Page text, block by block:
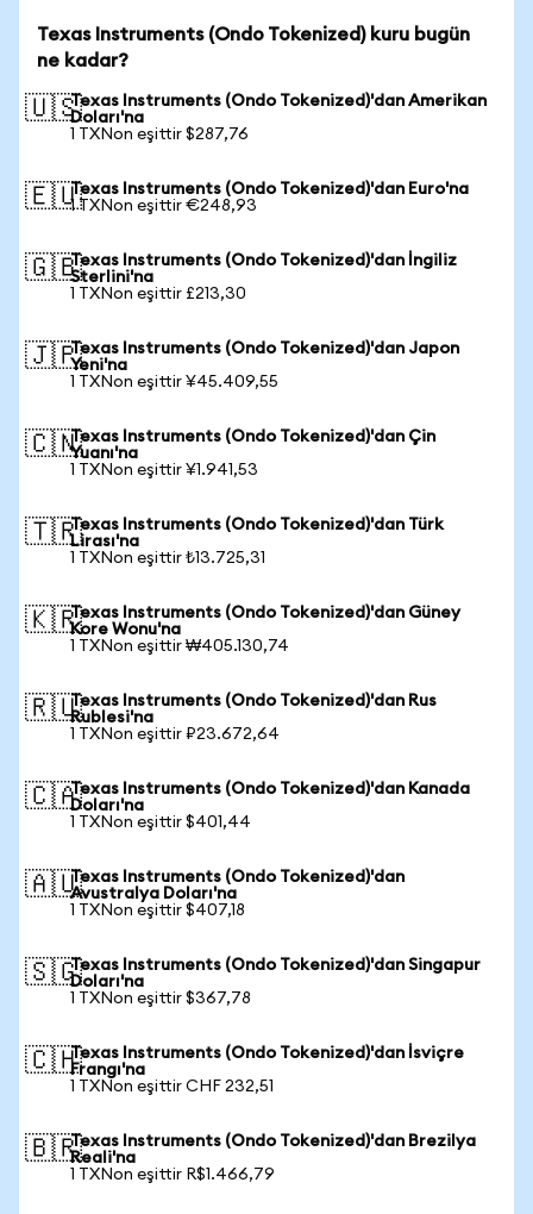
Texas Instruments (Ondo Tokenized) kuru bugün
ne kadar?
🇺🇸Texas Instruments (Ondo Tokenized)'dan Amerikan
Doları'na
1 TXNon eşittir $287,76
🇪🇺Texas Instruments (Ondo Tokenized)'dan Euro'na
1 TXNon eşittir €248,93
🇬🇧Texas Instruments (Ondo Tokenized)'dan İngiliz
Sterlini'na
1 TXNon eşittir £213,30
🇯🇵Texas Instruments (Ondo Tokenized)'dan Japon
Yeni'na
1 TXNon eşittir ¥45.409,55
🇨🇳Texas Instruments (Ondo Tokenized)'dan Çin
Yuanı'na
1 TXNon eşittir ¥1.941,53
🇹🇷Texas Instruments (Ondo Tokenized)'dan Türk
Lirası'na
1 TXNon eşittir ₺13.725,31
🇰🇷Texas Instruments (Ondo Tokenized)'dan Güney
Kore Wonu'na
1 TXNon eşittir ₩405.130,74
🇷🇺Texas Instruments (Ondo Tokenized)'dan Rus
Rublesi'na
1 TXNon eşittir ₽23.672,64
🇨🇦Texas Instruments (Ondo Tokenized)'dan Kanada
Doları'na
1 TXNon eşittir $401,44
🇦🇺Texas Instruments (Ondo Tokenized)'dan
Avustralya Doları'na
1 TXNon eşittir $407,18
🇸🇬Texas Instruments (Ondo Tokenized)'dan Singapur
Doları'na
1 TXNon eşittir $367,78
🇨🇭Texas Instruments (Ondo Tokenized)'dan İsviçre
Frangı'na
1 TXNon eşittir CHF 232,51
🇧🇷Texas Instruments (Ondo Tokenized)'dan Brezilya
Reali'na
1 TXNon eşittir R$1.466,79